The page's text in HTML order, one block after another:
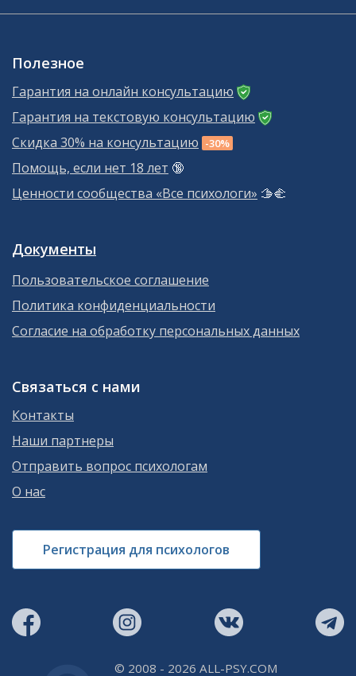
Полезное
Гарантия на онлайн консультацию
Гарантия на текстовую консультацию
Скидка 30% на консультацию -30%
Помощь, если нет 18 лет 🔞
Ценности сообщества «Все психологи» 🫱‍🫲
Документы
Пользовательское соглашение
Политика конфиденциальности
Согласие на обработку персональных данных
Связаться с нами
Контакты
Наши партнеры
Отправить вопрос психологам
О нас
Регистрация для психологов
© 2008 - 2026 ALL-PSY.COM